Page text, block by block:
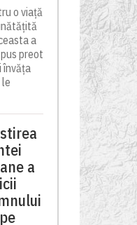
o viață
a
preot
învăța
a